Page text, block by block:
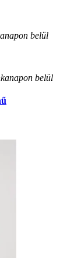
belül
belül